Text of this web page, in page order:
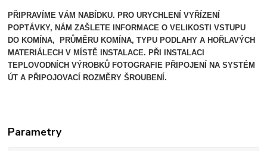
PŘIPRAVÍME VÁM NABÍDKU. PRO URYCHLENÍ VYŘÍZENÍ
POPTÁVKY, NÁM ZAŠLETE INFORMACE O VELIKOSTI VSTUPU
DO KOMÍNA, PRŮMĚRU KOMÍNA, TYPU PODLAHY A HOŘLAVÝCH
MATERIÁLECH V MÍSTĚ INSTALACE. PŘI INSTALACI
TEPLOVODNÍCH VÝROBKŮ FOTOGRAFIE PŘIPOJENÍ NA SYSTÉM
ÚT A PŘIPOJOVACÍ ROZMĚRY ŠROUBENÍ.
Parametry